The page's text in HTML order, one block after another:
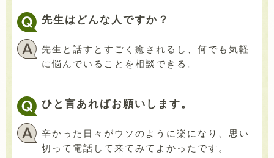
先生はどんな人ですか？
先生と話すとすごく癒されるし、何でも気軽
に悩んでいることを相談できる。
ひと言あればお願いします。
辛かった日々がウソのように楽になり、思い
切って電話して来てみてよかったです。